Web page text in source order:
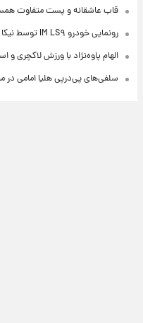
قاب عاشقانه و پست متفاوت
رونمایی خودرو IM LS۹ توسط نیکا موتور ، لوکس ترین شاسی بلند EREV در ایران
الهام پاوه‌نژاد با ورزش لاکچری
سلفی‌های پی‌درپی هلیا امامی